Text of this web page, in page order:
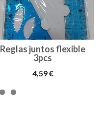
Reglas juntos flexible
3pcs
4,59 €